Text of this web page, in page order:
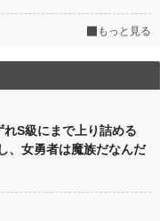
もっと見る
S級にまで上り詰める
、女勇者は魔族だなんだ